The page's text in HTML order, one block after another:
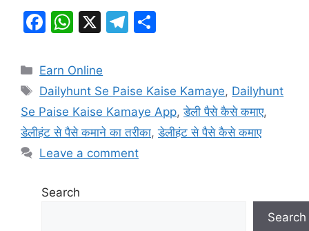
F
c
e
b
o
o
W
at
s
A
p
p
X
T
gr
a
m
e
Categories
Earn Online
Tags
Dailyhunt Se Paise Kaise Kamaye, Dailyhunt
Se Paise Kaise Kamaye App,डेली पैसे कैसे कमाए,
डेलीहंट से पैसे कमाने का तरीका,डेलीहंट से पैसे कैसे कमाए
Leave a comment
Search
Search